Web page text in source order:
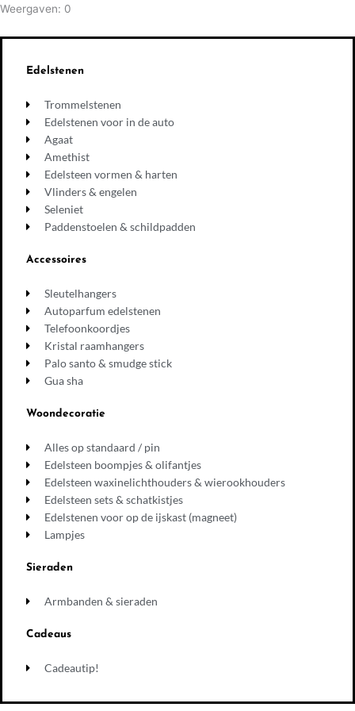
Weergaven: 0
Edelstenen
Trommelstenen
Edelstenen voor in de auto
Agaat
Amethist
Edelsteen vormen & harten
Vlinders & engelen
Seleniet
Paddenstoelen & schildpadden
Accessoires
Sleutelhangers
Autoparfum edelstenen
Telefoonkoordjes
Kristal raamhangers
Palo santo & smudge stick
Gua sha
Woondecoratie
Alles op standaard / pin
Edelsteen boompjes & olifantjes
Edelsteen waxinelichthouders & wierookhouders
Edelsteen sets & schatkistjes
Edelstenen voor op de ijskast (magneet)
Lampjes
Sieraden
Armbanden & sieraden
Cadeaus
Cadeautip!